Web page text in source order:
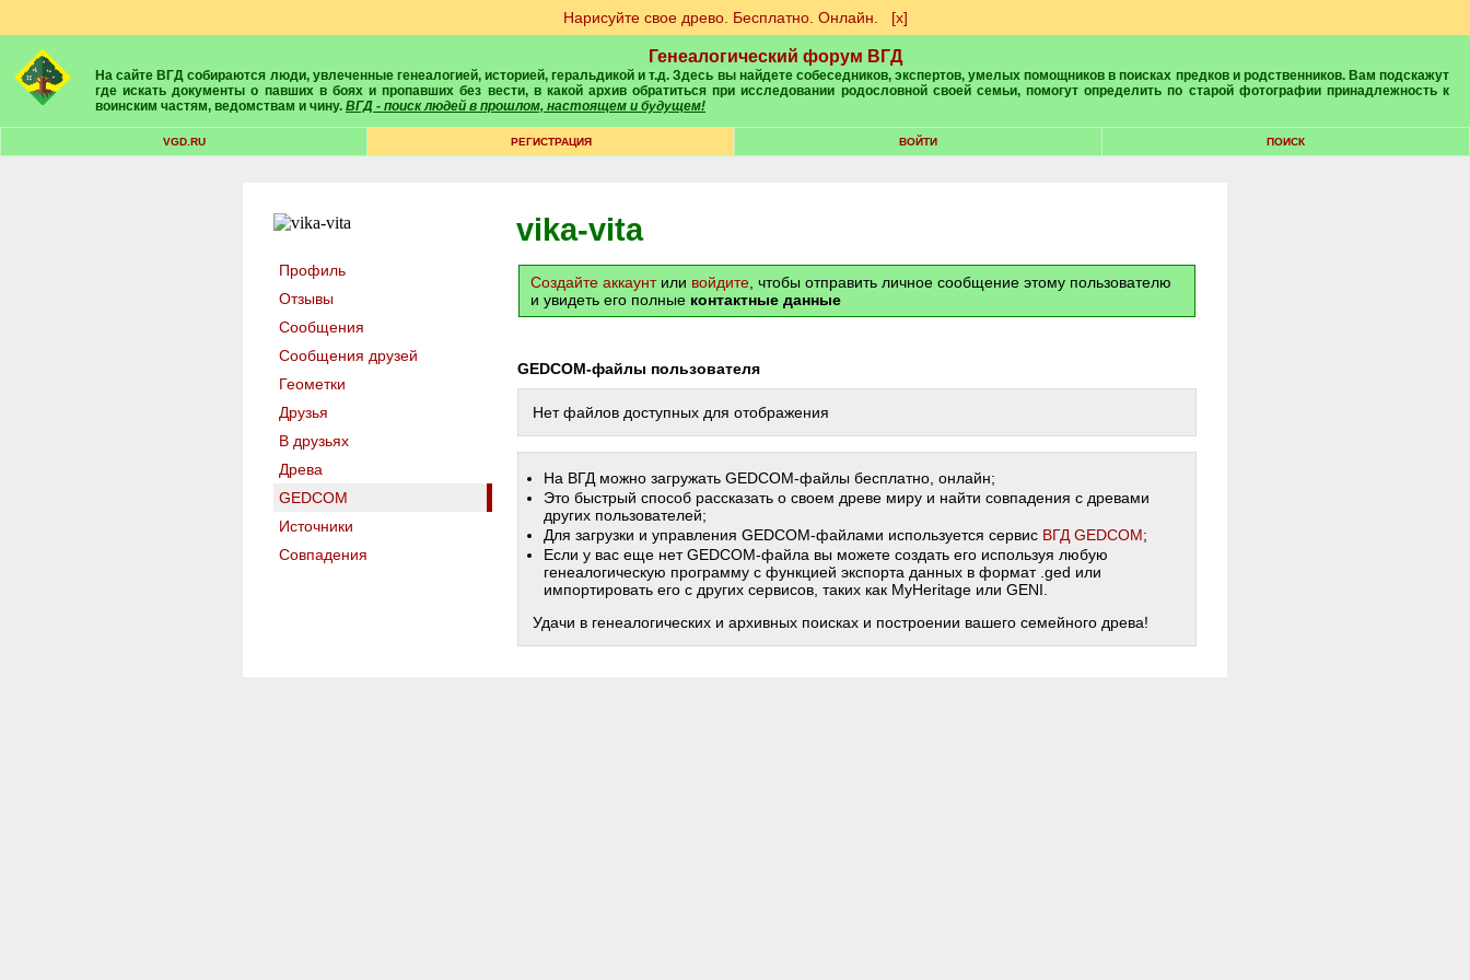
Нарисуйте свое древо. Бесплатно. Онлайн. [х]
Генеалогический форум ВГД
На сайте ВГД собираются люди, увлеченные генеалогией, историей, геральдикой и т.д. Здесь вы найдете собеседников, экспертов, умелых помощников в поисках предков и родственников. Вам подскажут
где искать документы о павших в боях и пропавших без вести, в какой архив обратиться при исследовании родословной своей семьи, помогут определить по старой фотографии принадлежность к
воинским частям, ведомствам и чину. ВГД - поиск людей в прошлом, настоящем и будущем!
VGD.RU РЕГИСТРАЦИЯ ВОЙТИ ПОИСК
Профиль
Отзывы
Сообщения
Сообщения друзей
Геометки
Друзья
В друзьях
Древа
GEDCOM
Источники
Совпадения
vika-vita
Создайте аккаунтили войдите , чтобы отправить личное сообщение этому пользователю
и увидеть его полные контактные данные
GEDCOM-файлы пользователя
Нет файлов доступных для отображения
На ВГД можно загружать GEDCOM-файлы бесплатно, онлайн;
Это быстрый способ рассказать о своем древе миру и найти совпадения с древами
других пользователей;
Для загрузки и управления GEDCOM-файлами используется сервис ВГД GEDCOM;
Если у вас еще нет GEDCOM-файла вы можете создать его используя любую
генеалогическую программу с функцией экспорта данных в формат .ged или
импортировать его с других сервисов, таких как MyHeritage или GENI.
Удачи в генеалогических и архивных поисках и построении вашего семейного древа!